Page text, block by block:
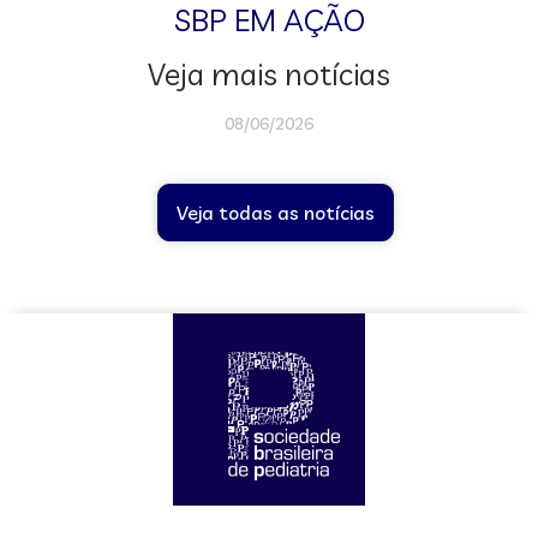
SBP EM AÇÃO
Veja mais notícias
08/06/2026
Veja todas as notícias